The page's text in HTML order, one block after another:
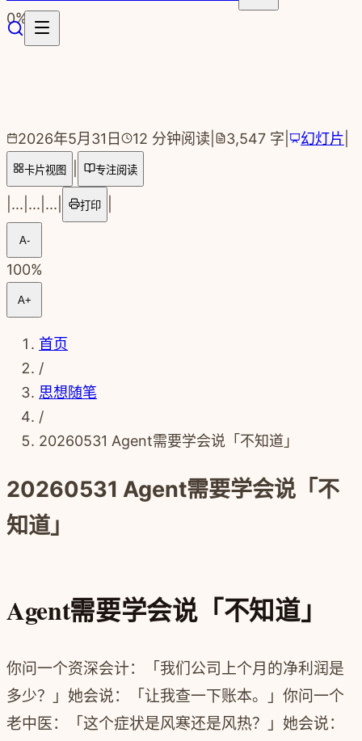
跳转到主要内容
0%
2026年5月31日 12 分钟阅读 3,547 字 幻灯片
卡片视图 专注阅读
... ... ... 打印
A-
100%
A+
首页
/
思想随笔
/
20260531 Agent需要学会说「不知道」
20260531 Agent需要学会说「不
知道」
Agent需要学会说「不知道」
你问一个资深会计：「我们公司上个月的净利润是
多少？」她会说：「让我查一下账本。」你问一个
老中医：「这个症状是风寒还是风热？」她会说：